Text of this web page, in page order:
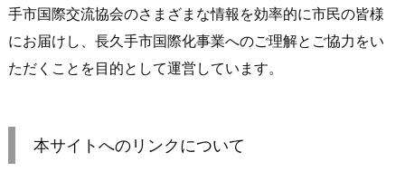
手市国際交流協会のさまざまな情報を効率的に市民の皆様
にお届けし、長久手市国際化事業へのご理解とご協力をい
ただくことを目的として運営しています。
本サイトへのリンクについて